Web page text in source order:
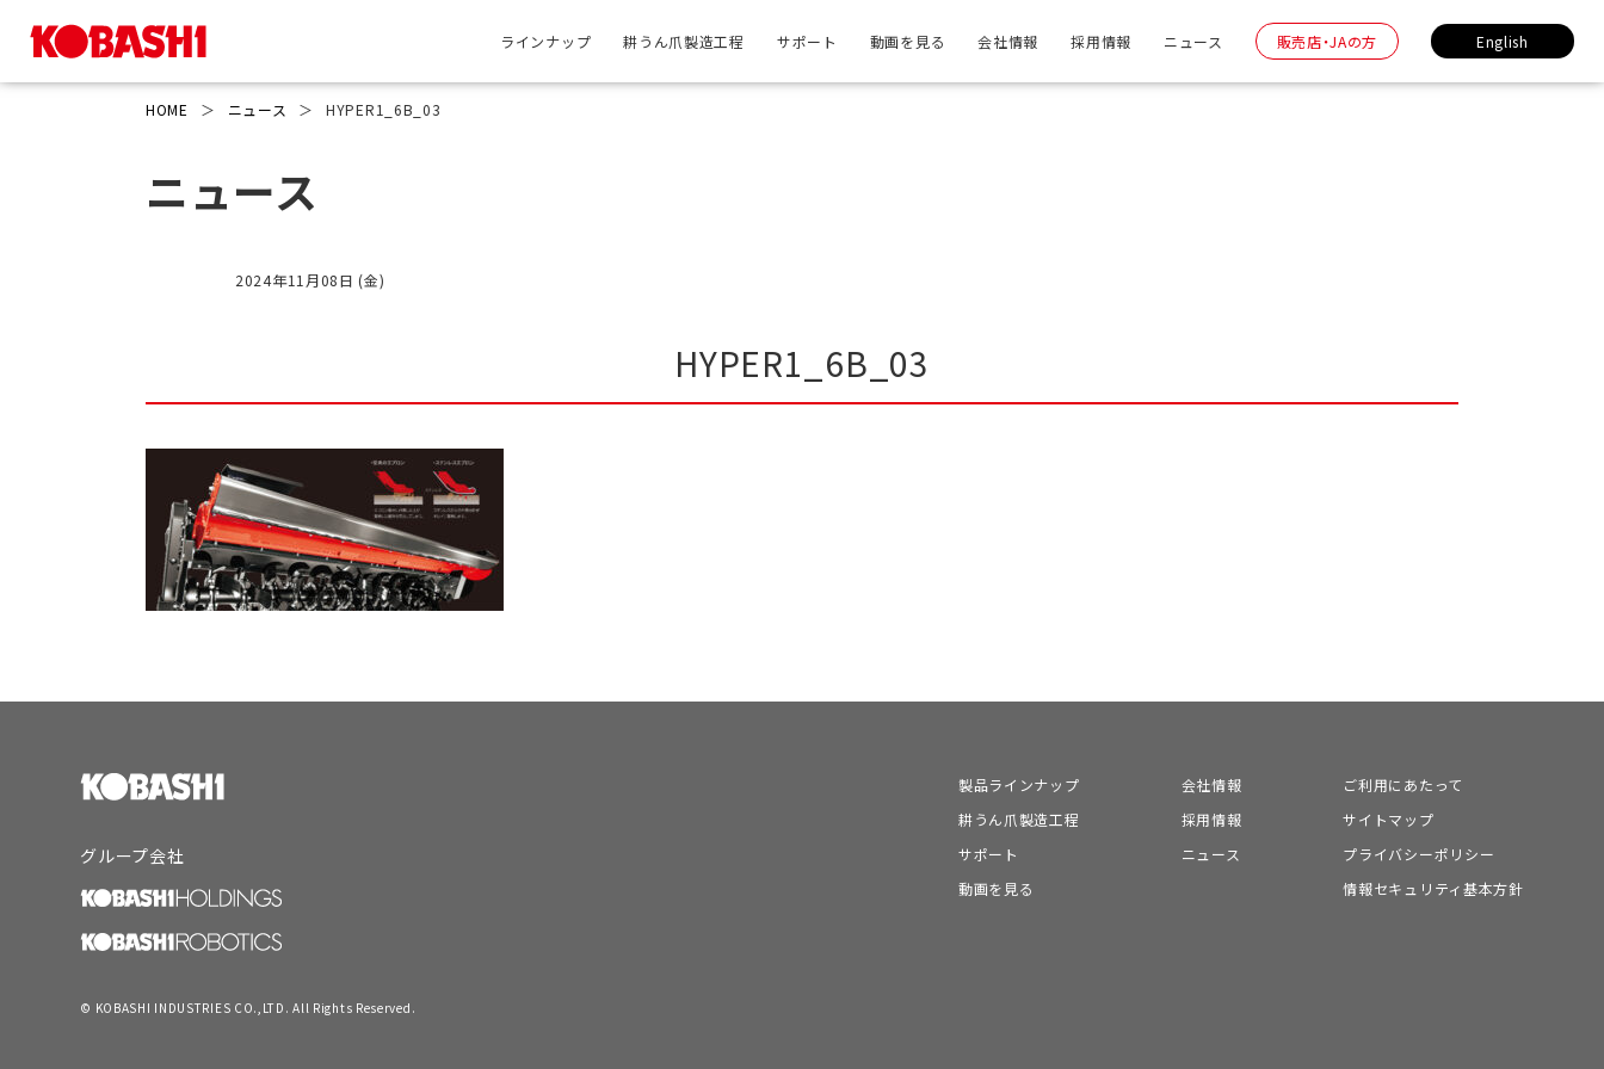
ラインナップ 耕うん爪製造工程 サポート 動画を見る 会社情報 採用情報 ニュース 販売店・JAの方 English
HOME ＞ ニュース ＞ HYPER1_6B_03
ニュース
2024年11月08日 (金)
HYPER1_6B_03
グループ会社
製品ラインナップ
耕うん爪製造工程
サポート
動画を見る
会社情報
採用情報
ニュース
ご利用にあたって
サイトマップ
プライバシーポリシー
情報セキュリティ基本方針
© KOBASHI INDUSTRIES CO.,LTD. All Rights Reserved.